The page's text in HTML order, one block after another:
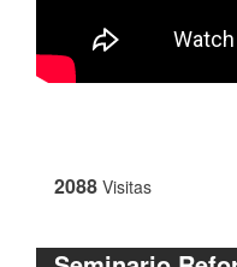
2088 Visitas